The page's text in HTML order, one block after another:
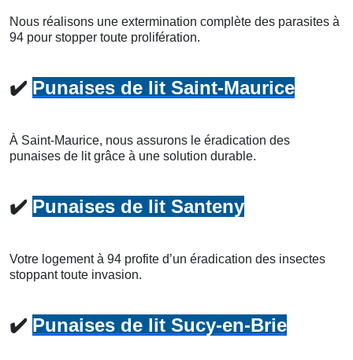
Nous réalisons une extermination complète des parasites à
94 pour stopper toute prolifération.
✔️ Punaises de lit Saint-Maurice
À Saint-Maurice, nous assurons le éradication des
punaises de lit grâce à une solution durable.
✔️ Punaises de lit Santeny
Votre logement à 94 profite d’un éradication des insectes
stoppant toute invasion.
✔️ Punaises de lit Sucy-en-Brie